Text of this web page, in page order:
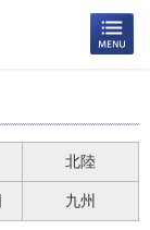
北陸
九州